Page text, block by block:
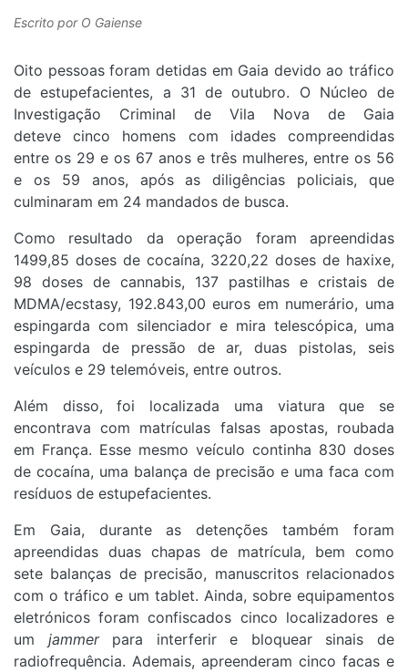
Escrito por O Gaiense
Oito pessoas foram detidas em Gaia devido ao tráfico
de estupefacientes, a 31 de outubro. O Núcleo de
Investigação Criminal de Vila Nova de Gaia
deteve cinco homens com idades compreendidas
entre os 29 e os 67 anos e três mulheres, entre os 56
e os 59 anos, após as diligências policiais, que
culminaram em 24 mandados de busca.
Como resultado da operação foram apreendidas
1499,85 doses de cocaína, 3220,22 doses de haxixe,
98 doses de cannabis, 137 pastilhas e cristais de
MDMA/ecstasy, 192.843,00 euros em numerário, uma
espingarda com silenciador e mira telescópica, uma
espingarda de pressão de ar, duas pistolas, seis
veículos e 29 telemóveis, entre outros.
Além disso, foi localizada uma viatura que se
encontrava com matrículas falsas apostas, roubada
em França. Esse mesmo veículo continha 830 doses
de cocaína, uma balança de precisão e uma faca com
resíduos de estupefacientes.
Em Gaia, durante as detenções também foram
apreendidas duas chapas de matrícula, bem como
sete balanças de precisão, manuscritos relacionados
com o tráfico e um tablet. Ainda, sobre equipamentos
eletrónicos foram confiscados cinco localizadores e
um jammer para interferir e bloquear sinais de
radiofrequência. Ademais, apreenderam cinco facas e